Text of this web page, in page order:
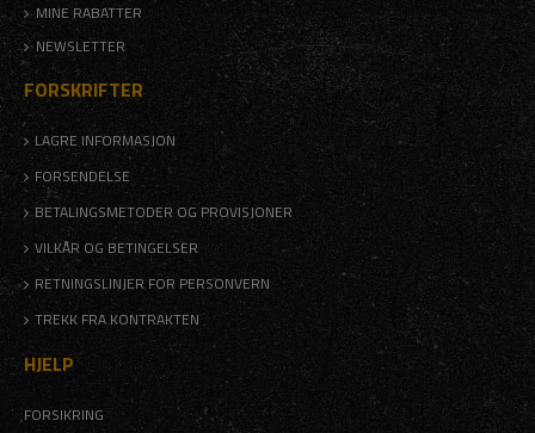
MINE RABATTER
NEWSLETTER
FORSKRIFTER
LAGRE INFORMASJON
FORSENDELSE
BETALINGSMETODER OG PROVISJONER
VILKÅR OG BETINGELSER
RETNINGSLINJER FOR PERSONVERN
TREKK FRA KONTRAKTEN
HJELP
FORSIKRING